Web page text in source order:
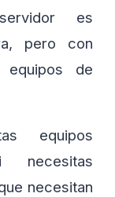
es
pero con
equipos de
equipos
necesitas
necesitan